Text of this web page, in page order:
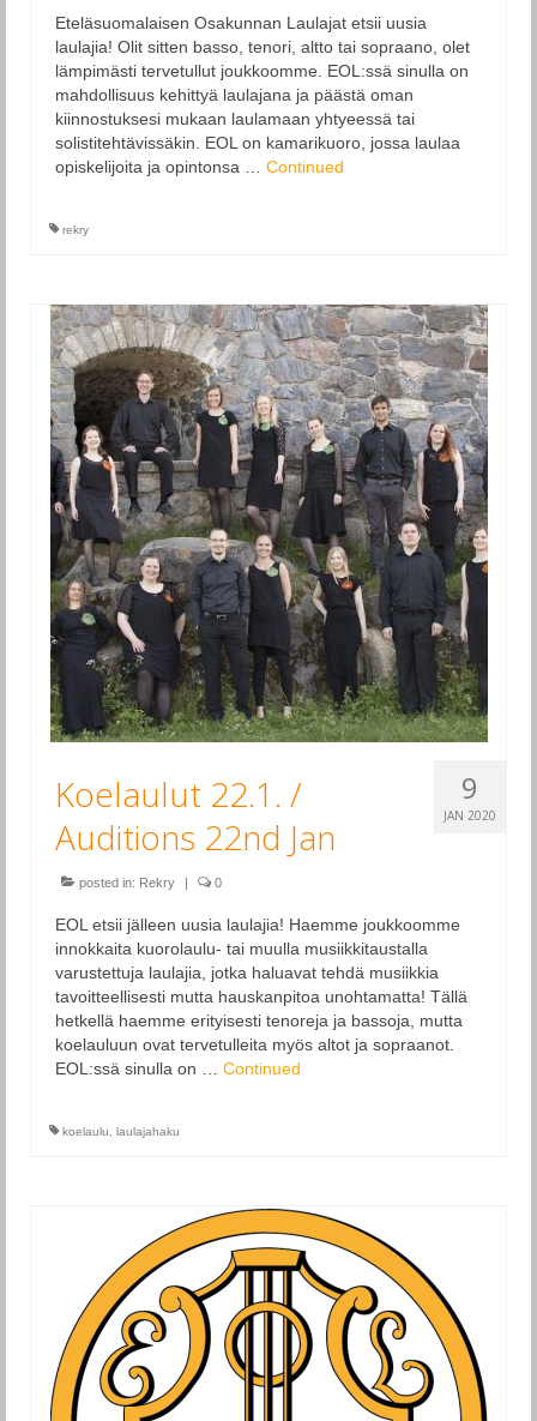
Eteläsuomalaisen Osakunnan Laulajat etsii uusia
laulajia! Olit sitten basso, tenori, altto tai sopraano, olet
lämpimästi tervetullut joukkoomme. EOL:ssä sinulla on
mahdollisuus kehittyä laulajana ja päästä oman
kiinnostuksesi mukaan laulamaan yhtyeessä tai
solistitehtävissäkin. EOL on kamarikuoro, jossa laulaa
opiskelijoita ja opintonsa … Continued
rekry
9
JAN 2020
Koelaulut 22.1. /
Auditions 22nd Jan
posted in: Rekry 0
EOL etsii jälleen uusia laulajia! Haemme joukkoomme
innokkaita kuorolaulu- tai muulla musiikkitaustalla
varustettuja laulajia, jotka haluavat tehdä musiikkia
tavoitteellisesti mutta hauskanpitoa unohtamatta! Tällä
hetkellä haemme erityisesti tenoreja ja bassoja, mutta
koelauluun ovat tervetulleita myös altot ja sopraanot.
EOL:ssä sinulla on … Continued
koelaulu, laulajahaku